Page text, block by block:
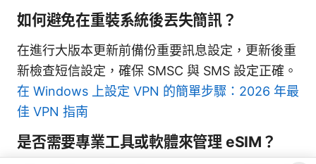
如何避免在重裝系統後丟失簡訊？
在進行大版本更新前備份重要訊息設定，更新後重
新檢查短信設定，確保 SMSC 與 SMS 設定正確。
在 Windows 上設定 VPN 的簡單步驟：2026 年最
佳 VPN 指南
是否需要專業工具或軟體來管理 eSIM？